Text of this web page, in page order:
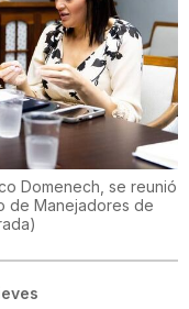
Domenech, se reunió
de Manejadores de
)